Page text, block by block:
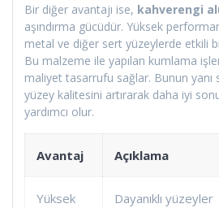
Bir diğer avantajı ise, kahverengi
aşındırma gücüdür. Yüksek
metal ve diğer sert yüzeylerde etkili
Bu malzeme ile yapılan kumlama
maliyet tasarrufu sağlar. Bunun yanı
yüzey kalitesini artırarak daha iyi
yardımcı olur.
Avantaj Açıklama
Yüksek
Dayanıklı yüzeyler